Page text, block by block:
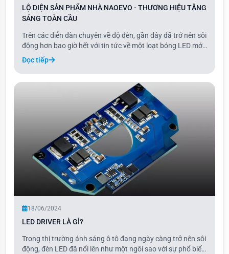
LỘ DIỆN SẢN PHẨM NHÀ NAOEVO - THƯƠNG HIỆU TĂNG
SÁNG TOÀN CẦU
Trên các diễn đàn chuyên về độ đèn, gần đây đã trở nên sôi
động hơn bao giờ hết với tin tức về một loạt bóng LED mới
sắp ra mắt từ thương hiệu Naoevo. Những sản phẩm này
đang được nhiều khách hàng đón nhận với sự hứng thú
lớn, hứa hẹn sẽ tạo nên cơn sốt t
Đọc tiếp
18/06/2024
LED DRIVER LÀ GÌ?
Trong thị trường ánh sáng ô tô đang ngày càng trở nên sôi
động, đèn LED đã nổi lên như một ngôi sao với sự phổ biến